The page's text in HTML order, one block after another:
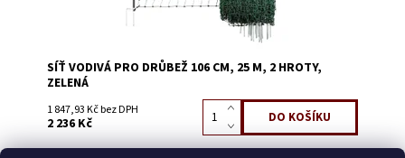
SÍŤ VODIVÁ PRO DRŮBEŽ 106 CM, 25 M, 2 HROTY,
ZELENÁ
1 847,93 Kč bez DPH
2 236 Kč